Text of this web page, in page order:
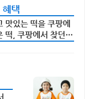
택
있는 떡을 쿠팡에
떡, 쿠팡에서 찾던